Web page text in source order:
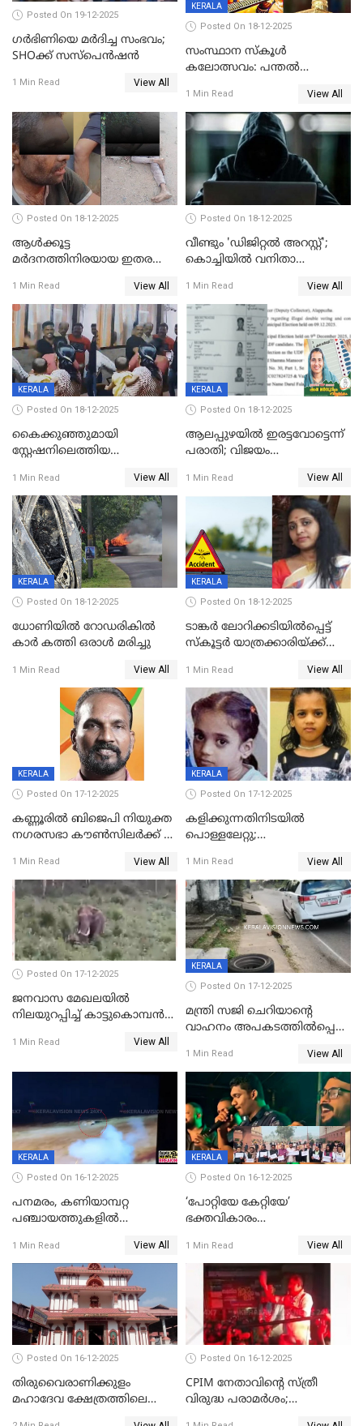
Posted On 19-12-2025
ഗര്‍ഭിണിയെ മർദിച്ച സംഭവം;
SHOക്ക് സസ്പെൻഷൻ
1 Min Read View All
KERALA
Posted On 18-12-2025
സംസ്ഥാന സ്കൂൾ
കലോത്സവം: പന്തൽ
1 Min Read View All
Posted On 18-12-2025
ആൾക്കൂട്ട
മർദനത്തിനിരയായ ഇതര
നടുക്കുന്ന സംഭവം
വാളയാറിൽ
1 Min Read View All
Posted On 18-12-2025
വീണ്ടും 'ഡിജിറ്റല്‍ അറസ്റ്റ്';
കൊച്ചിയില്‍ വനിതാ
കോടി രൂപ
1 Min Read View All
KERALA
Posted On 18-12-2025
കൈക്കുഞ്ഞുമായി
സ്റ്റേഷനിലെത്തിയ
കരണത്തടിച്ചു; CC ടിവി
ദൃശ്യങ്ങൾ പുറത്ത്
1 Min Read View All
KERALA
Posted On 18-12-2025
ആലപ്പുഴയിൽ ഇരട്ടവോട്ടെന്ന്
പരാതി; വിജയം
വാർഡിലെ എൽഡിഎഫ്
സ്ഥാനാർത്ഥി
1 Min Read View All
KERALA
Posted On 18-12-2025
ധോണിയിൽ റോഡരികിൽ
കാർ കത്തി ഒരാൾ മരിച്ചു
1 Min Read View All
KERALA
Posted On 18-12-2025
ടാങ്കർ ലോറിക്കടിയിൽപ്പെട്ട്
സ്കൂട്ടർ യാത്രക്കാരിയ്ക്ക്
കണ്ടോത്ത് ദേശീയ പാതയിൽ
1 Min Read View All
KERALA
Posted On 17-12-2025
കണ്ണൂരിൽ ബിജെപി നിയുക്ത
നഗരസഭാ കൗൺസിലർക്ക് 36
1 Min Read View All
KERALA
Posted On 17-12-2025
കളിക്കുന്നതിനിടയിൽ
പൊള്ളലേറ്റു;
ക്ലാസ് വിദ്യാർത്ഥിനി മരിച്ചു
1 Min Read View All
Posted On 17-12-2025
ജനവാസ മേഖലയില്‍
നിലയുറപ്പിച്ച് കാട്ടുകൊമ്പന്‍
1 Min Read View All
KERALA
Posted On 17-12-2025
മന്ത്രി സജി ചെറിയാന്റെ
വാഹനം അപകടത്തിൽപ്പെട്ടു;
രക്ഷപ്പെട്ടത് തലനാരിടയ്ക്ക്
1 Min Read View All
KERALA
Posted On 16-12-2025
പനമരം, കണിയാമ്പറ്റ
പഞ്ചായത്തുകളിൽ
സ്ഥാപനങ്ങൾക്ക് അവധി
1 Min Read View All
KERALA
Posted On 16-12-2025
‘പോറ്റിയേ കേറ്റിയേ’
ഭക്തവികാരം
ഡിജിപിക്ക് പരാതി; ശക്തമായ
നടപടി വേണമെന്നു
സിപിഐഎമ്മും
1 Min Read View All
Posted On 16-12-2025
തിരുവൈരാണിക്കുളം
മഹാദേവ ക്ഷേത്രത്തിലെ
Posted On 16-12-2025
CPIM നേതാവിൻ്റെ സ്ത്രീ
വിരുദ്ധ പരാമർശം;